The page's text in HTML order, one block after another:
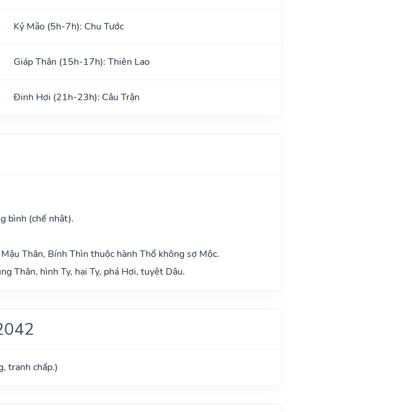
Kỷ Mão (5h-7h): Chu Tước
Giáp Thân (15h-17h): Thiên Lao
Đinh Hợi (21h-23h): Câu Trận
bình (chế nhật).
Thân, Bính Thìn thuộc hành Thổ không sợ Mộc.
Thân, hình Tỵ, hại Tỵ, phá Hợi, tuyệt Dậu.
tranh chấp.)